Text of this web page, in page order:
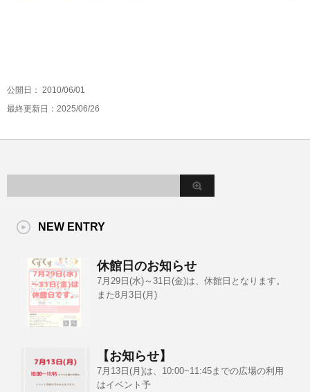
公開日： 2010/06/01
最終更新日：2025/06/26
NEW ENTRY
休館日のお知らせ
7月29日(水)～31日(金)は、休館日となります。
また8月3日(月)
【お知らせ】
7月13日(月)は、10:00~11:45までの広場の利用
はイベント予